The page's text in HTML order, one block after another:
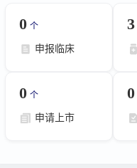
0 个
申报临床
3
0 个
申请上市
0